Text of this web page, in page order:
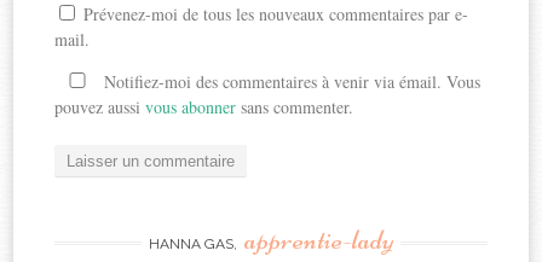
Prévenez-moi de tous les nouveaux commentaires par e-
mail.
Notifiez-moi des commentaires à venir via émail. Vous
pouvez aussivous abonner sans commenter.
HANNA GAS, apprentie-lady